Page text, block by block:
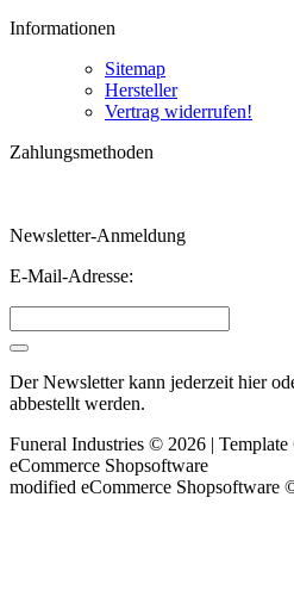
Informationen
Sitemap
Hersteller
Vertrag widerrufen!
Zahlungsmethoden
Newsletter-Anmeldung
E-Mail-Adresse:
Der Newsletter kann jederzeit hier
abbestellt werden.
Funeral Industries © 2026 |
eCommerce Shopsoftware
modified eCommerce Shopsoftware